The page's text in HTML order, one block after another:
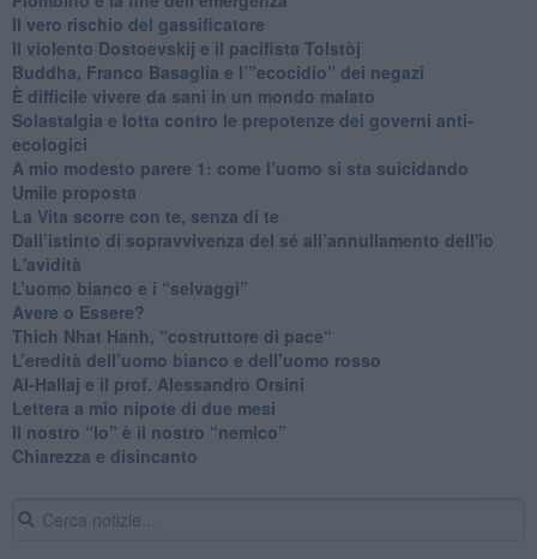
​Il vero rischio del gassificatore
​Il violento Dostoevskij e il pacifista Tolstòj
​Buddha, Franco Basaglia e l’”ecocidio” dei negazi
​È difficile vivere da sani in un mondo malato
Solastalgia e lotta contro le prepotenze dei governi anti-
ecologici
​A mio modesto parere 1: come l’uomo si sta suicidando
​Umile proposta
​La Vita scorre con te, senza di te
​Dall’istinto di sopravvivenza del sé all’annullamento dell'io
L'avidità
​L’uomo bianco e i “selvaggi”
​Avere o Essere?
​Thich Nhat Hanh, “costruttore di pace“
​L’eredità dell’uomo bianco e dell’uomo rosso
Al-Hallaj e il prof. Alessandro Orsini
​Lettera a mio nipote di due mesi
​Il nostro “Io” è il nostro “nemico”
​Chiarezza e disincanto